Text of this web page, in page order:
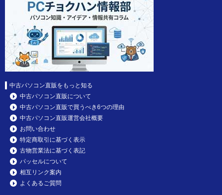
中古パソコン直販をもっと知る
中古パソコン直販について
中古パソコン直販で買うべき6つの理由
中古パソコン直販運営会社概要
お問い合わせ
特定商取引に基づく表示
古物営業法に基づく表記
パッセルについて
相互リンク案内
よくあるご質問